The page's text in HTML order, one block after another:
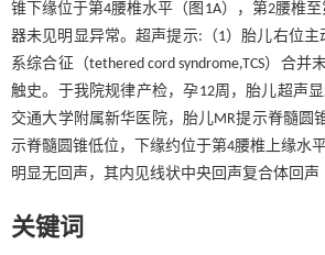
锥下缘位于第4腰椎水平（图1A），第2腰椎
器未见明显异常。超声提示:（1）胎儿右位
系综合征（tethered cord syndrome,TCS）合并
触史。于我院规律产检，孕12周，胎儿超声
交通大学附属新华医院，胎儿MR提示脊髓圆
示脊髓圆锥低位，下缘约位于第4腰椎上缘水
明显无回声，其内见线状中央回声复合体回
关键词